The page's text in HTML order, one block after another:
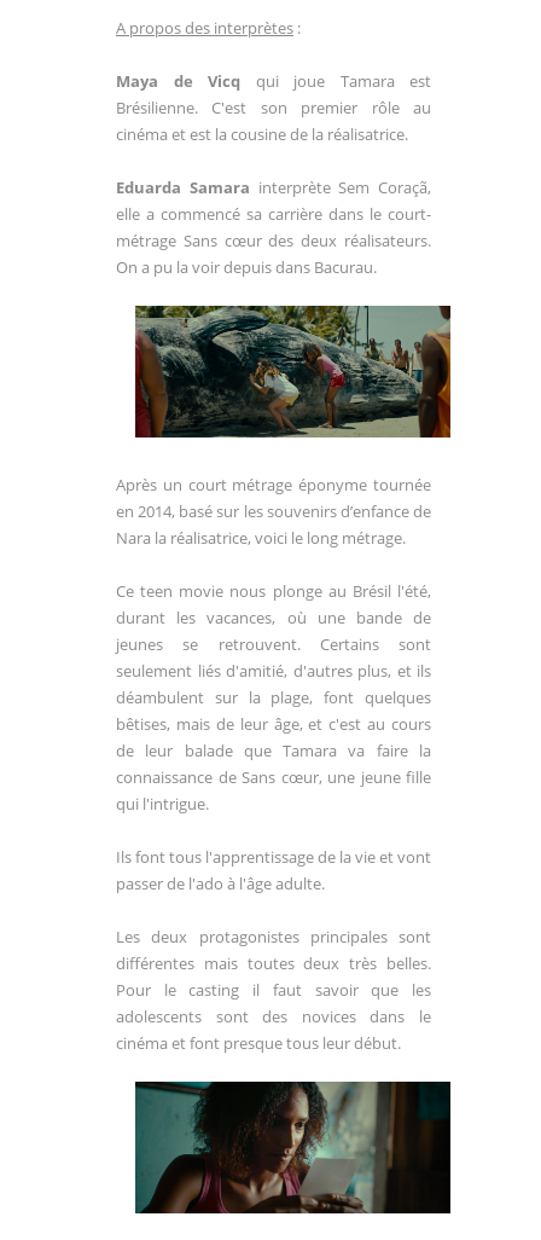
A propos des interprètes :
Maya de Vicq qui joue Tamara est
Brésilienne. C'est son premier rôle au
cinéma et est la cousine de la réalisatrice.
Eduarda Samara interprète Sem Coraçã,
elle a commencé sa carrière dans le court-
métrage Sans cœur des deux réalisateurs.
On a pu la voir depuis dans Bacurau.
Après un court métrage éponyme tournée
en 2014, basé sur les souvenirs d’enfance de
Nara la réalisatrice, voici le long métrage.
Ce teen movie nous plonge au Brésil l'été,
durant les vacances, où une bande de
jeunes se retrouvent. Certains sont
seulement liés d'amitié, d'autres plus, et ils
déambulent sur la plage, font quelques
bêtises, mais de leur âge, et c'est au cours
de leur balade que Tamara va faire la
connaissance de Sans cœur, une jeune fille
qui l'intrigue.
Ils font tous l'apprentissage de la vie et vont
passer de l'ado à l'âge adulte.
Les deux protagonistes principales sont
différentes mais toutes deux très belles.
Pour le casting il faut savoir que les
adolescents sont des novices dans le
cinéma et font presque tous leur début.